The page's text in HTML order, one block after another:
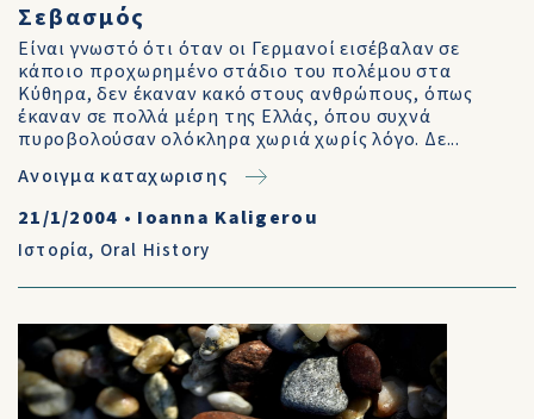
Σεβασμός
Είναι γνωστό ότι όταν οι Γερμανοί εισέβαλαν σε
κάποιο προχωρημένο στάδιο του πολέμου στα
Κύθηρα, δεν έκαναν κακό στους ανθρώπους, όπως
έκαναν σε πολλά μέρη της Ελλάς, όπου συχνά
πυροβολούσαν ολόκληρα χωριά χωρίς λόγο. Δε...
Ανοιγμα καταχωρισης
21/1/2004 • Ioanna Kaligerou
Ιστορία, Oral History